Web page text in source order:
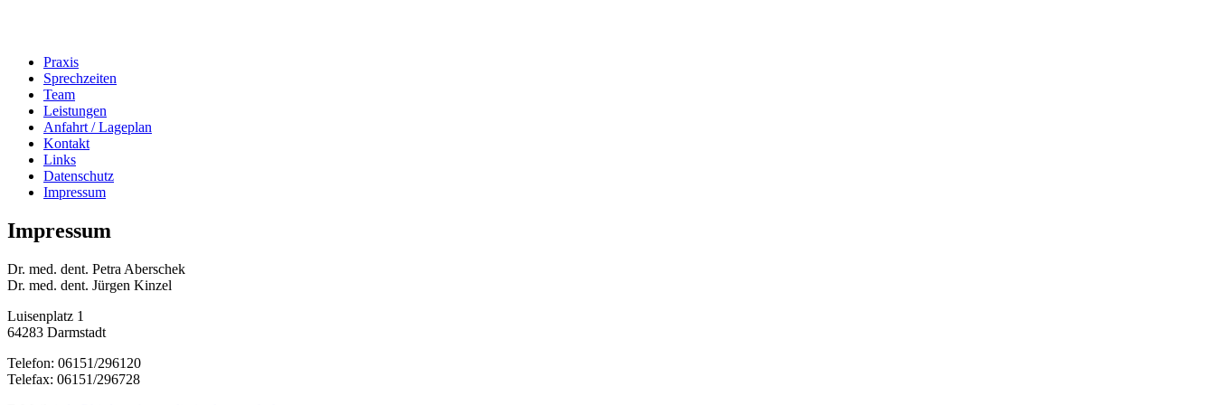
Praxis
Sprechzeiten
Team
Leistungen
Anfahrt / Lageplan
Kontakt
Links
Datenschutz
Impressum
Impressum
Dr. med. dent. Petra Aberschek
Dr. med. dent. Jürgen Kinzel
Luisenplatz 1
64283 Darmstadt
Telefon: 06151/296120
Telefax: 06151/296728